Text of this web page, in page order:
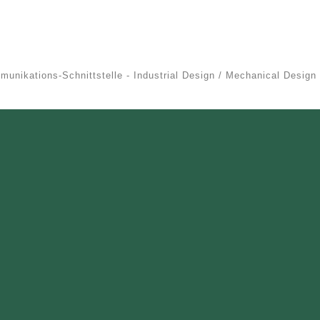
Schnittstelle - Industrial Design / Mechanical Design